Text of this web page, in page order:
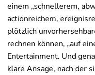
einem „schnellerem,
actionreichem,
plötzlich
rechnen können, „auf
Entertainment. Und
klare Ansage, nach der